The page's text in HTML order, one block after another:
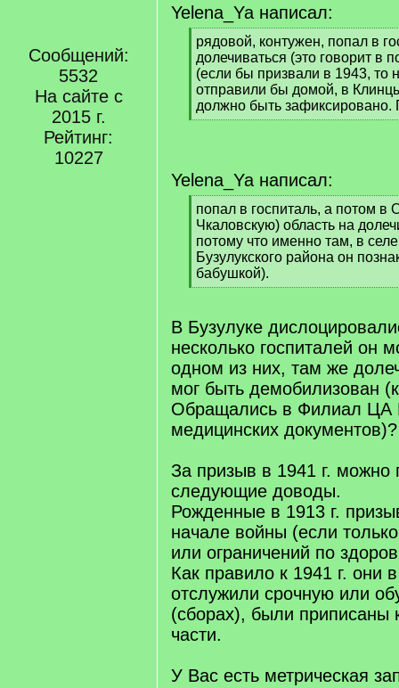
Сообщений:
5532
На сайте с
2015 г.
Рейтинг:
10227
Yelena_Ya написал:
[
q
]
рядовой, контужен, попал в
долечиваться (это говорит в
(если бы призвали в 1943, то
отправили бы домой, в
должно быть зафиксировано.
[
Yelena_Ya написал:
[
q
]
попал в госпиталь, а потом в
Чкаловскую) область на
потому что именно там, в
Бузулукского района он
бабушкой).
[
q
]
В Бузулуке
несколько госпиталей он
одном из них, там же
мог быть демобилизован
Обращались в Филиал
медицинских документов)?
За призыв в 1941 г. можно
следующие доводы.
Рожденные в 1913 г.
начале войны (если
или ограничений по
Как правило к 1941 г. они
отслужили срочную или
(сборах), были приписаны
части.
У Вас есть метрическая